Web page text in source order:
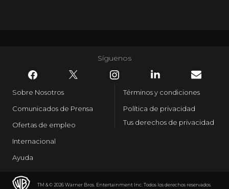
TM & © 2026 Warner Bros. Entertainment Inc. Todos los derechos reservados.
Síguenos
Sobre Nosotros
Comunicados de Prensa
Ofertas de empleo
Internacional
Ayuda
Términos y condiciones
Política de privacidad
Tus derechos de privacidad